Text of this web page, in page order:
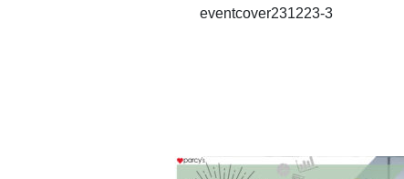
eventcover231223-3